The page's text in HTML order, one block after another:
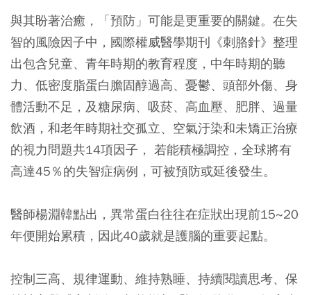
與其盼著治癒，「預防」可能是更重要的關鍵。在失
智的風險因子中，國際權威醫學期刊《刺胳針》整理
出包含兒童、青年時期的教育程度，中年時期的聽
力、低密度脂蛋白膽固醇過高、憂鬱、頭部外傷、身
體活動不足，及糖尿病、吸菸、高血壓、肥胖、過量
飲酒，和老年時期社交孤立、空氣汙染和未矯正治療
的視力問題共14項因子， 若能積極調控，全球將有
高達45％的失智症病例，可被預防或延後發生。
醫師楊淵韓點出，異常蛋白往往在症狀出現前15~20
年便開始累積，因此40歲就是護腦的重要起點。
控制三高、規律運動、維持熟睡、持續閱讀思考、保